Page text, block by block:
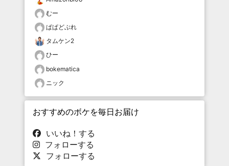
むー
ぱぱどぶれ
タムケン2
ひー
bokematica
ニック
おすすめのボケを毎日お届け
いいね！する
フォローする
フォローする